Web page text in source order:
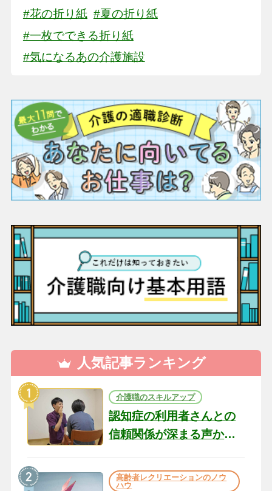
#花の折り紙 #夏の折り紙
#一枚でできる折り紙
#気になるあの介護施設
人気記事ランキング
介護職のスキルアップ
認知症の利用者さんとの
信頼関係が深まる声かけ
の現場から（22）
高齢者レクリエーションのノウ
ハウ